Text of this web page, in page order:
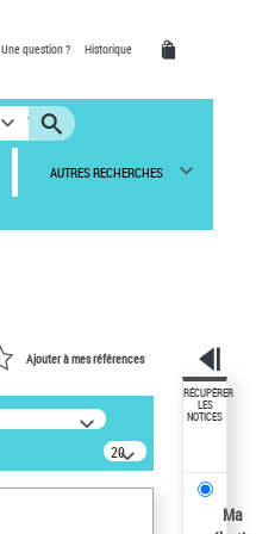
Une question ? Historique
AUTRES RECHERCHES
Ajouter à mes références
20
résultats/page
RÉCUPÉRER
LES
NOTICES
Ma